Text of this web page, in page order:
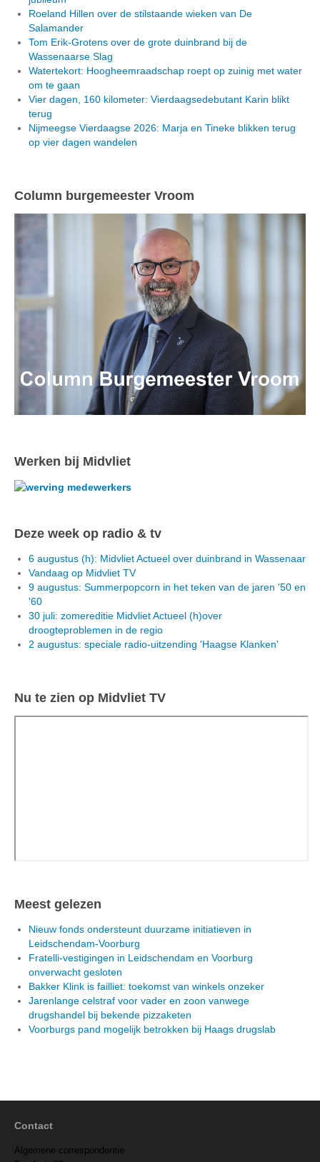
Roeland Hillen over de stilstaande wieken van De
Salamander
Tom Erik-Grotens over de grote duinbrand bij de
Wassenaarse Slag
Watertekort: Hoogheemraadschap roept op zuinig met water
om te gaan
Vier dagen, 160 kilometer: Vierdaagsedebutant Karin blikt
terug
Nijmeegse Vierdaagse 2026: Marja en Tineke blikken terug
op vier dagen wandelen
Column burgemeester Vroom
Werken bij Midvliet
Deze week op radio & tv
6 augustus (h): Midvliet Actueel over duinbrand in Wassenaar
Vandaag op Midvliet TV
9 augustus: Summerpopcorn in het teken van de jaren '50 en
'60
30 juli: zomereditie Midvliet Actueel (h)over
droogteproblemen in de regio
2 augustus: speciale radio-uitzending 'Haagse Klanken'
Nu te zien op Midvliet TV
Meest gelezen
Nieuw fonds ondersteunt duurzame initiatieven in
Leidschendam-Voorburg
Fratelli-vestigingen in Leidschendam en Voorburg
onverwacht gesloten
Bakker Klink is failliet: toekomst van winkels onzeker
Jarenlange celstraf voor vader en zoon vanwege
drugshandel bij bekende pizzaketen
Voorburgs pand mogelijk betrokken bij Haags drugslab
Contact
Algemene correspondentie